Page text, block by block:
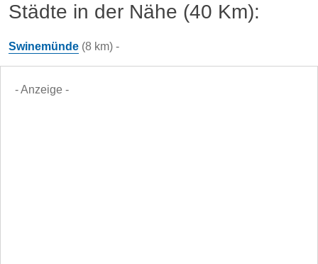
Städte in der Nähe (40 Km):
Swinemünde (8 km) -
- Anzeige -